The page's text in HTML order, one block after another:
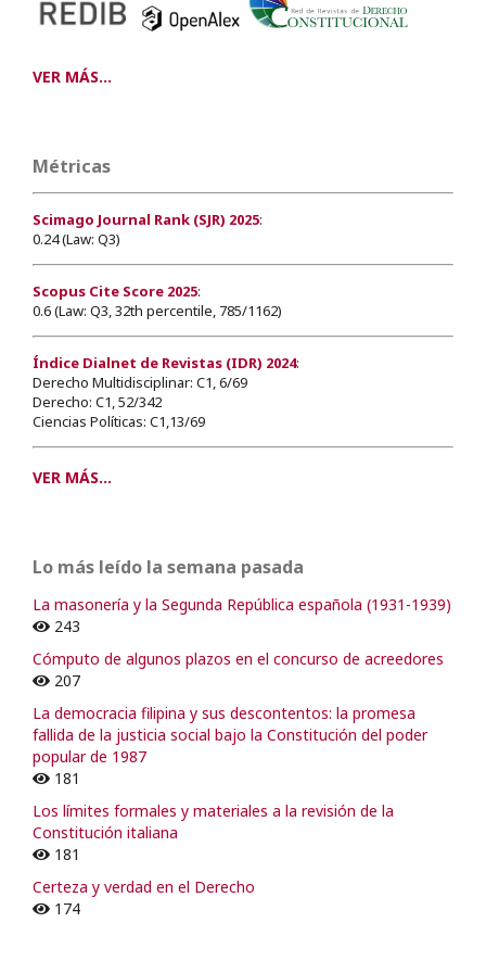
VER MÁS...
Métricas
Scimago Journal Rank (SJR) 2025:
0.24 (Law: Q3)
Scopus Cite Score 2025:
0.6 (Law: Q3, 32th percentile, 785/1162)
Índice Dialnet de Revistas (IDR) 2024:
Derecho Multidisciplinar: C1, 6/69
Derecho: C1, 52/342
Ciencias Políticas: C1,13/69
VER MÁS...
Lo más leído la semana pasada
La masonería y la Segunda República española (1931-1939)
243
Cómputo de algunos plazos en el concurso de acreedores
207
La democracia filipina y sus descontentos: la promesa
fallida de la justicia social bajo la Constitución del poder
popular de 1987
181
Los límites formales y materiales a la revisión de la
Constitución italiana
181
Certeza y verdad en el Derecho
174